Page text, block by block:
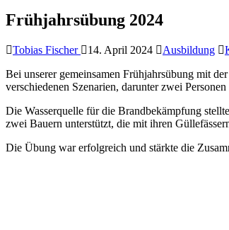
Frühjahrsübung 2024
Tobias Fischer 14. April 2024 Ausbildung
Bei unserer gemeinsamen Frühjahrsübung mit
verschiedenen Szenarien, darunter zwei
Die Wasserquelle für die Brandbekämpfung
zwei Bauern unterstützt, die mit ihren
Die Übung war erfolgreich und stärkte die